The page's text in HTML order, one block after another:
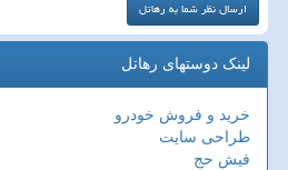
لینک دوستهای رهاتل
خرید و فروش خودرو
طراحی سایت
فیش حج